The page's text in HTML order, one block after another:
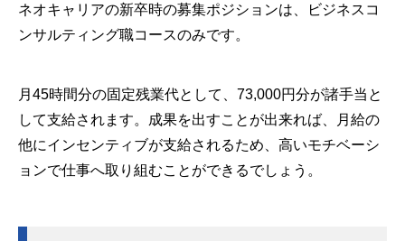
ネオキャリアの新卒時の募集ポジションは、ビジネスコ
ンサルティング職コースのみです。
月45時間分の固定残業代として、73,000円分が諸手当と
して支給されます。成果を出すことが出来れば、月給の
他にインセンティブが支給されるため、高いモチベーシ
ョンで仕事へ取り組むことができるでしょう。